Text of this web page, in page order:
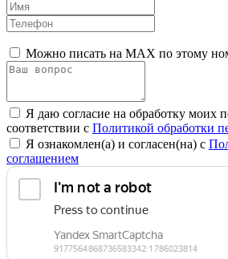
Можно писать на MAX по этому
Я даю согласие на обработку моих
соответствии с Политикой обработки
Я ознакомлен(а) и согласен(на) с
соглашением